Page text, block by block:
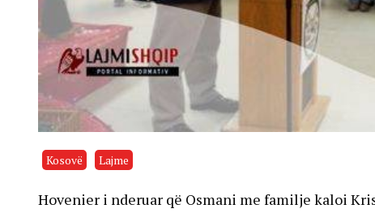
Kosovë Lajme
Hovenier i nderuar që Osmani me familje kaloi